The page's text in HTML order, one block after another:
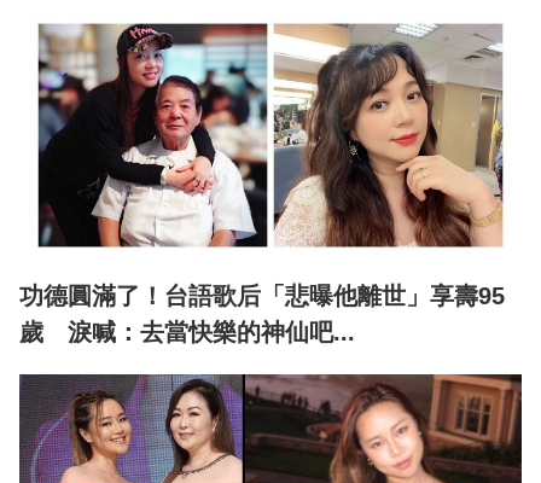
功德圓滿了！台語歌后「悲曝他離世」享壽95
歲 淚喊：去當快樂的神仙吧...